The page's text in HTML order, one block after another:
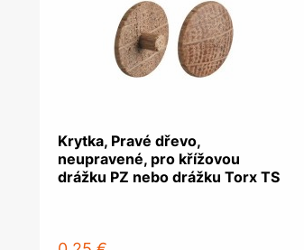
Krytka, Pravé dřevo,
neupravené, pro křížovou
drážku PZ nebo drážku Torx TS